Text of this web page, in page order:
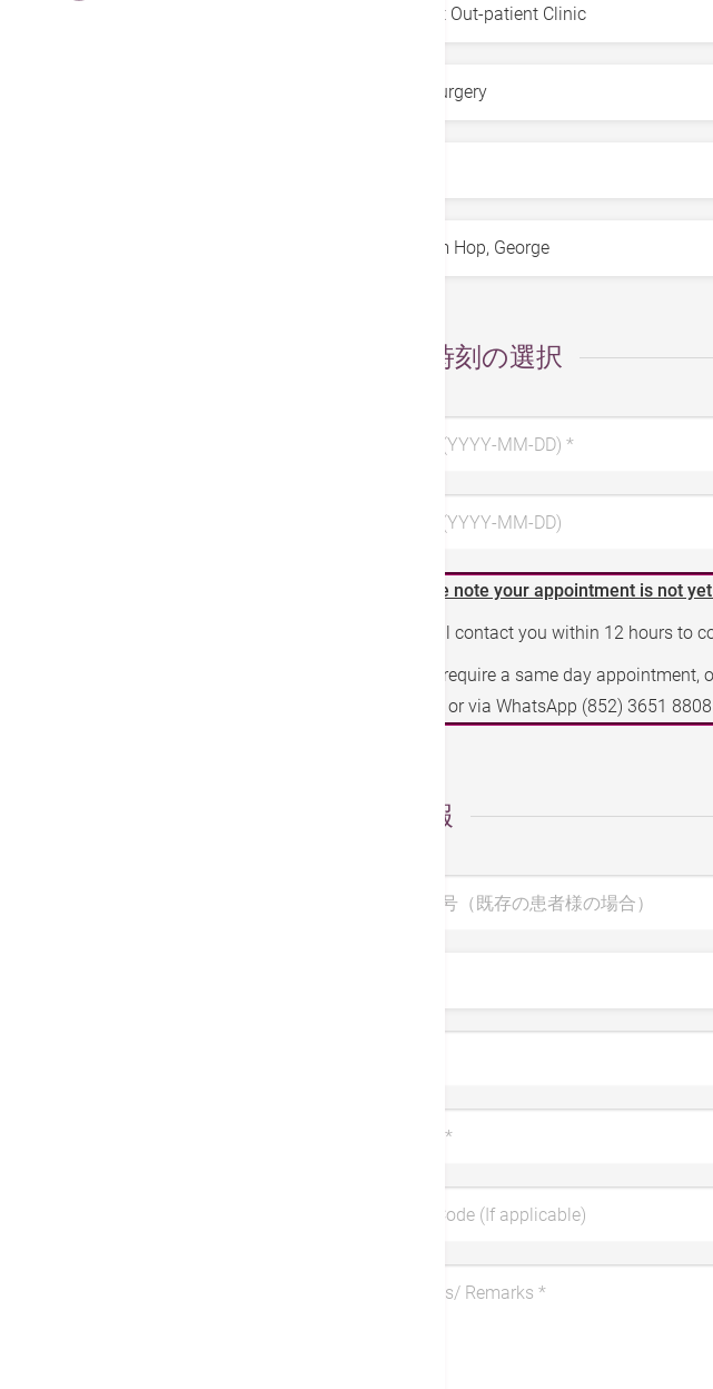
日付と時刻の選択
希望日 1 (YYYY-MM-DD) *
希望日 3 (YYYY-MM-DD)
Please note your appointment is not
We will contact you within 12 hours to
If you require a same day
phone or via WhatsApp (852) 3651 8808
個人情報
診察券番号（既存の患者様の場合）
*
Coupon Code (If applicable)
Symptoms/ Remarks *